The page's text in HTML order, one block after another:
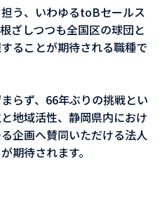
う、いわゆるtoBセールス
ざしつつも全国区の球団と
ることが期待される職種で
らず、66年ぶりの挑戦とい
地域活性、静岡県内におけ
企画へ賛同いただける法人
期待されます。